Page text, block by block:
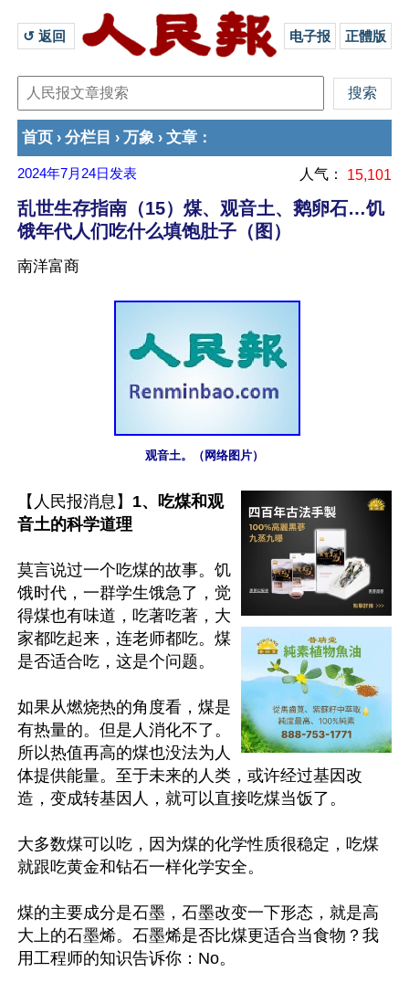
↺ 返回 电子报 正體版
首页 › 分栏目 › 万象 › 文章 ：
2024年7月24日 发表 人气： 15,101
乱世生存指南（15）煤、观音土、鹅卵石…饥
饿年代人们吃什么填饱肚子（图）
南洋富商
观音土。（网络图片）
【人民报消息】 1、吃煤和观
音土的科学道理
莫言说过一个吃煤的故事。饥
饿时代，一群学生饿急了，觉
得煤也有味道，吃著吃著，大
家都吃起来，连老师都吃。煤
是否适合吃，这是个问题。
如果从燃烧热的角度看，煤是
有热量的。但是人消化不了。
所以热值再高的煤也没法为人
体提供能量。至于未来的人类，或许经过基因改
造，变成转基因人，就可以直接吃煤当饭了。
大多数煤可以吃，因为煤的化学性质很稳定，吃煤
就跟吃黄金和钻石一样化学安全。
煤的主要成分是石墨，石墨改变一下形态，就是高
大上的石墨烯。石墨烯是否比煤更适合当食物？我
用工程师的知识告诉你：No。